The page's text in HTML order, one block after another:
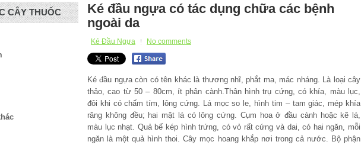
Ké đầu ngựa có tác dụng chữa các bệnh
ngoài da
Ké Đầu Ngựa No comments
Ké đầu ngựa còn có tên khác là thương nhĩ, phắt ma, mác nháng. Là loại cây
thảo, cao từ 50 – 80cm, ít phân cành.Thân hình trụ cứng, có khía, màu lục,
đôi khi có chấm tím, lông cứng. Lá mọc so le, hình tim – tam giác, mép khía
răng không đều; hai mặt lá có lông cứng. Cụm hoa ở đầu cành hoặc kẽ lá,
màu lục nhạt. Quả bế kép hình trứng, có vỏ rất cứng và dai, có hai ngăn, mỗi
ngăn là một quả hình thoi. Cây mọc hoang khắp nơi trong cả nước. Bộ phận
CÂY THUỐC